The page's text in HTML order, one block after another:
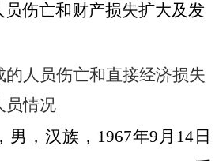
伤亡和财产损失扩大及发
的人员伤亡和直接经济损失
员情况
，男，汉族， 1967年9月 14 日